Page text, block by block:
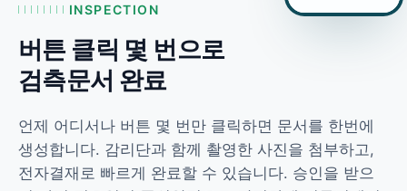
INSPECTION
버튼 클릭 몇 번으로
검측문서 완료
언제 어디서나 버튼 몇 번만 클릭하면 문서를 한번에
생성합니다. 감리단과 함께 촬영한 사진을 첨부하고,
전자결재로 빠르게 완료할 수 있습니다. 승인을 받으